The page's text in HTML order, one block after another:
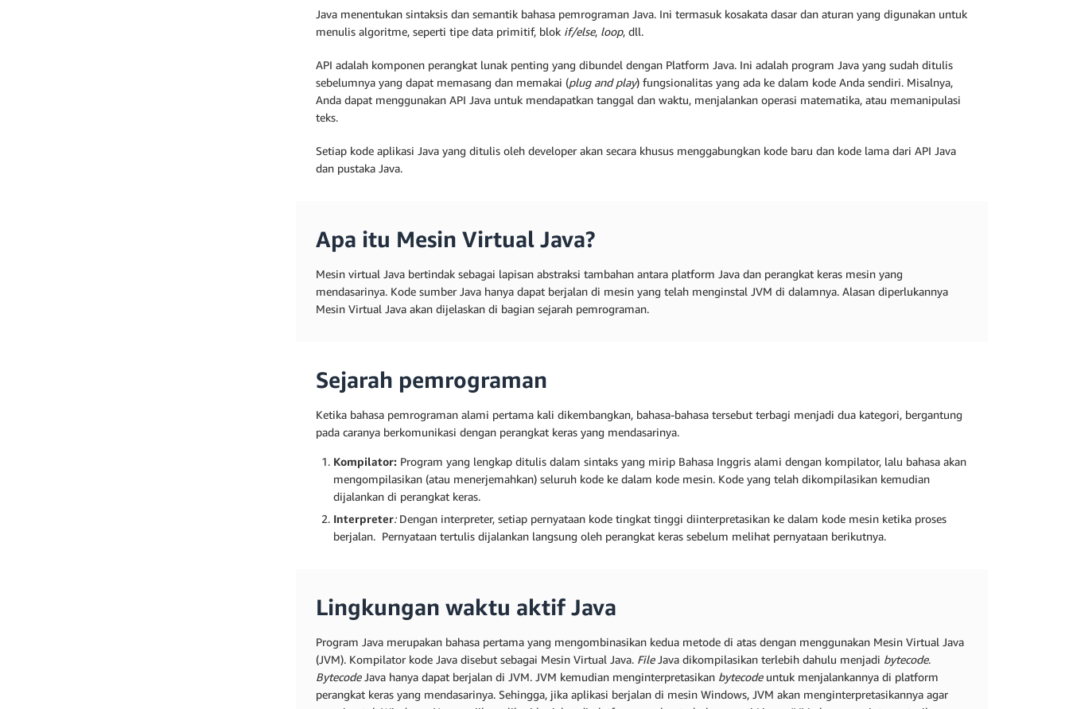
Java menentukan sintaksis dan semantik bahasa pemrograman Java. Ini termasuk kosakata dasar dan aturan yang digunakan untuk
menulis algoritme, seperti tipe data primitif, blok if/else, loop, dll.
API adalah komponen perangkat lunak penting yang dibundel dengan Platform Java. Ini adalah program Java yang sudah ditulis
sebelumnya yang dapat memasang dan memakai (plug and play) fungsionalitas yang ada ke dalam kode Anda sendiri. Misalnya,
Anda dapat menggunakan API Java untuk mendapatkan tanggal dan waktu, menjalankan operasi matematika, atau memanipulasi
teks.
Setiap kode aplikasi Java yang ditulis oleh developer akan secara khusus menggabungkan kode baru dan kode lama dari API Java
dan pustaka Java.
Apa itu Mesin Virtual Java?
Mesin virtual Java bertindak sebagai lapisan abstraksi tambahan antara platform Java dan perangkat keras mesin yang
mendasarinya. Kode sumber Java hanya dapat berjalan di mesin yang telah menginstal JVM di dalamnya. Alasan diperlukannya
Mesin Virtual Java akan dijelaskan di bagian sejarah pemrograman.
Sejarah pemrograman
Ketika bahasa pemrograman alami pertama kali dikembangkan, bahasa-bahasa tersebut terbagi menjadi dua kategori, bergantung
pada caranya berkomunikasi dengan perangkat keras yang mendasarinya.
Kompilator: Program yang lengkap ditulis dalam sintaks yang mirip Bahasa Inggris alami dengan kompilator, lalu bahasa akan
mengompilasikan (atau menerjemahkan) seluruh kode ke dalam kode mesin. Kode yang telah dikompilasikan kemudian
dijalankan di perangkat keras.
Interpreter: Dengan interpreter, setiap pernyataan kode tingkat tinggi diinterpretasikan ke dalam kode mesin ketika proses
berjalan. Pernyataan tertulis dijalankan langsung oleh perangkat keras sebelum melihat pernyataan berikutnya.
Lingkungan waktu aktif Java
Program Java merupakan bahasa pertama yang mengombinasikan kedua metode di atas dengan menggunakan Mesin Virtual Java
(JVM). Kompilator kode Java disebut sebagai Mesin Virtual Java. FileJava dikompilasikan terlebih dahulu menjadi bytecode.
BytecodeJava hanya dapat berjalan di JVM. JVM kemudian menginterpretasikan bytecodeuntuk menjalankannya di platform
perangkat keras yang mendasarinya. Sehingga, jika aplikasi berjalan di mesin Windows, JVM akan menginterpretasikannya agar